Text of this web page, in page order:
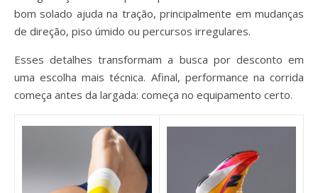
bom solado ajuda na tração, principalmente em mudanças
de direção, piso úmido ou percursos irregulares.
Esses detalhes transformam a busca por desconto em
uma escolha mais técnica. Afinal, performance na corrida
começa antes da largada: começa no equipamento certo.